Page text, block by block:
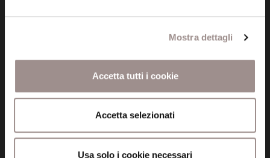
Mostra dettagli
Accetta tutti i cookie
Accetta selezionati
Usa solo i cookie necessari
Credits
Whistleblowing
Fondazione